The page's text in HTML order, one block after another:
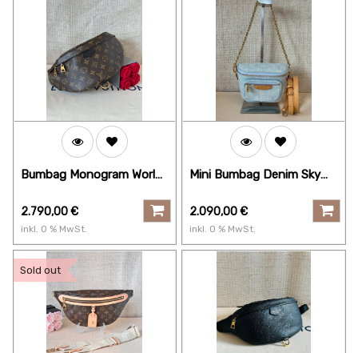
Bumbag Monogram World
2.790,00€
inkl. 0 % MwSt.
Mini Bumbag Denim Sky
2.090,00€
inkl. 0 % MwSt.
Sold out